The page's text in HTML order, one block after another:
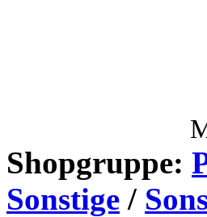
Shopgruppe:
Sonstige /